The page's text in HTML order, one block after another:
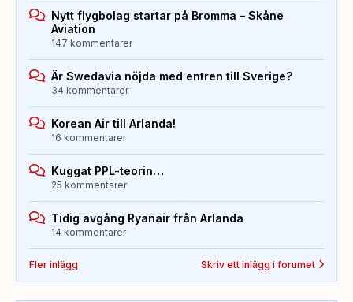
Nytt flygbolag startar på Bromma – Skåne
Aviation
147 kommentarer
Är Swedavia nöjda med entren till Sverige?
34 kommentarer
Korean Air till Arlanda!
16 kommentarer
Kuggat PPL-teorin…
25 kommentarer
Tidig avgång Ryanair från Arlanda
14 kommentarer
Fler inlägg Skriv ett inlägg i forumet